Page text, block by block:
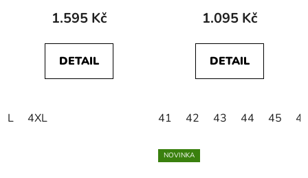
1.595 Kč
DETAIL
L 4XL
1.095 Kč
DETAIL
41 42 43 44 45
NOVINKA